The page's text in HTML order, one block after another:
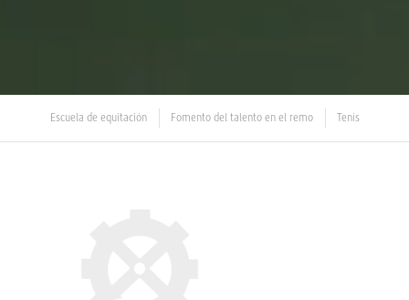
Escuela de equitación Fomento del talento en el remo Tenis